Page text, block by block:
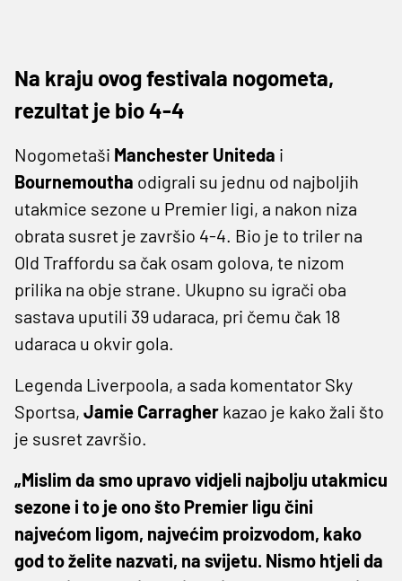
Na kraju ovog festivala nogometa,
rezultat je bio 4-4
Nogometaši Manchester Uniteda i
Bournemoutha odigrali su jednu od najboljih
utakmice sezone u Premier ligi, a nakon niza
obrata susret je završio 4-4. Bio je to triler na
Old Traffordu sa čak osam golova, te nizom
prilika na obje strane. Ukupno su igrači oba
sastava uputili 39 udaraca, pri čemu čak 18
udaraca u okvir gola.
Legenda Liverpoola, a sada komentator Sky
Sportsa, Jamie Carragher kazao je kako žali što
je susret završio.
„Mislim da smo upravo vidjeli najbolju utakmicu
sezone i to je ono što Premier ligu čini
najvećom ligom, najvećim proizvodom, kako
god to želite nazvati, na svijetu. Nismo htjeli da